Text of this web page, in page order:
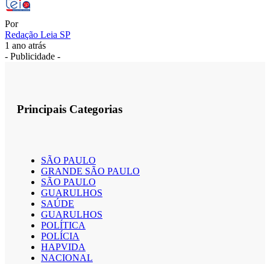
Por
Redação Leia SP
1 ano atrás
- Publicidade -
Principais Categorias
SÃO PAULO
GRANDE SÃO PAULO
SÃO PAULO
GUARULHOS
SAÚDE
GUARULHOS
POLÍTICA
POLÍCIA
HAPVIDA
NACIONAL